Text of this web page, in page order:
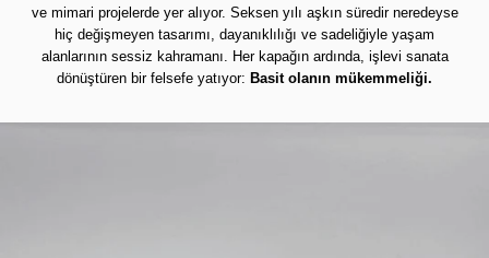
ve mimari projelerde yer alıyor. Seksen yılı aşkın süredir neredeyse
hiç değişmeyen tasarımı, dayanıklılığı ve sadeliğiyle yaşam
alanlarının sessiz kahramanı. Her kapağın ardında, işlevi sanata
dönüştüren bir felsefe yatıyor: Basit olanın mükemmeliği.